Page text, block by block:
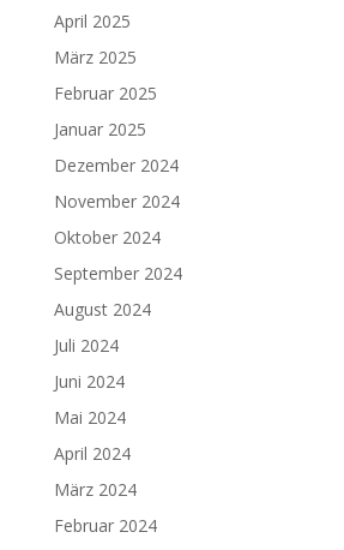
April 2025
März 2025
Februar 2025
Januar 2025
Dezember 2024
November 2024
Oktober 2024
September 2024
August 2024
Juli 2024
Juni 2024
Mai 2024
April 2024
März 2024
Februar 2024